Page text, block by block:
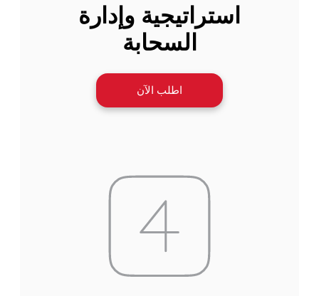
استراتيجية وإدارة
السحابة
اطلب الآن